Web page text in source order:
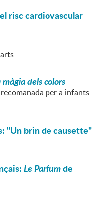
risc cardiovascular
màgia dels colors
per a infants
"Un brin de causette"
Le Parfumde